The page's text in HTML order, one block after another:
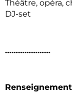
Théâtre, opéra,
DJ-set
…………………